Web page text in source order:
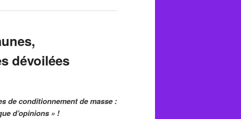
dévoilées
de conditionnement de masse :
d’opinions » !